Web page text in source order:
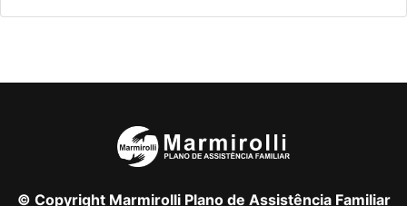
© Copyright Marmirolli Plano de Assistência Familiar